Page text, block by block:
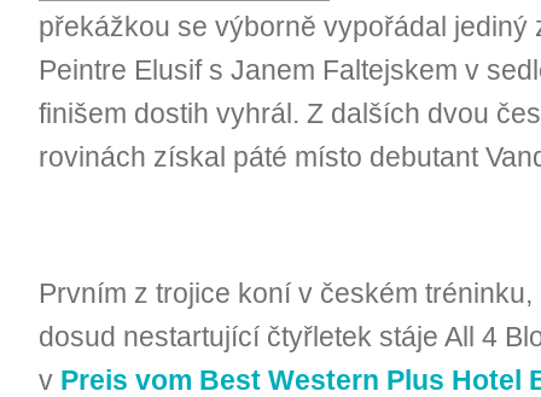
překážkou se výborně vypořádal jediný
Peintre Elusif s Janem Faltejskem v
finišem dostih vyhrál. Z dalších dvou
rovinách získal páté místo debutant
Prvním z trojice koní v českém
dosud nestartující čtyřletek stáje All 4
v Preis vom Best Western Plus Hotel